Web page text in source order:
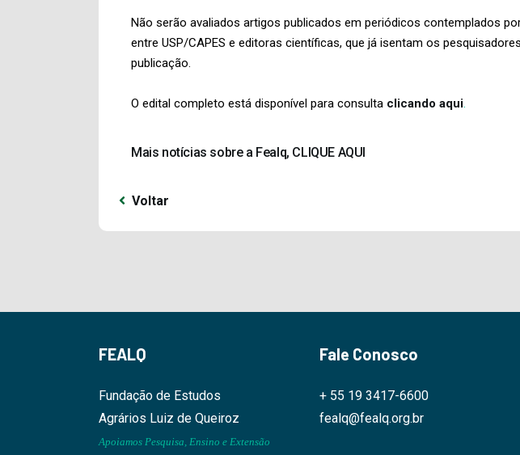
Não serão avaliados artigos publicados em periódicos contemplados
entre USP/CAPES e editoras científicas, que já isentam os
publicação.
O edital completo está disponível para consulta clicando aqui.
Mais notícias sobre a Fealq, CLIQUE AQUI
Voltar
FEALQ
Fundação de Estudos
Agrários Luiz de Queiroz
Apoiamos Pesquisa, Ensino e Extensão
Fale Conosco
+ 55 19 3417-6600
fealq@fealq.org.br